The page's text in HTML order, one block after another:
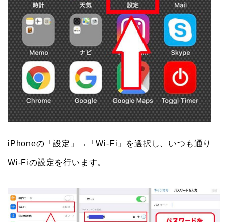
iPhoneの「設定」→「Wi-Fi」を選択し、いつも通り
Wi-Fiの設定を行います。